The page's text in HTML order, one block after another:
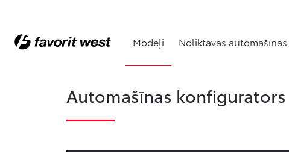
Modeļi Noliktavas automašīnas
Automašīnas konfigurators